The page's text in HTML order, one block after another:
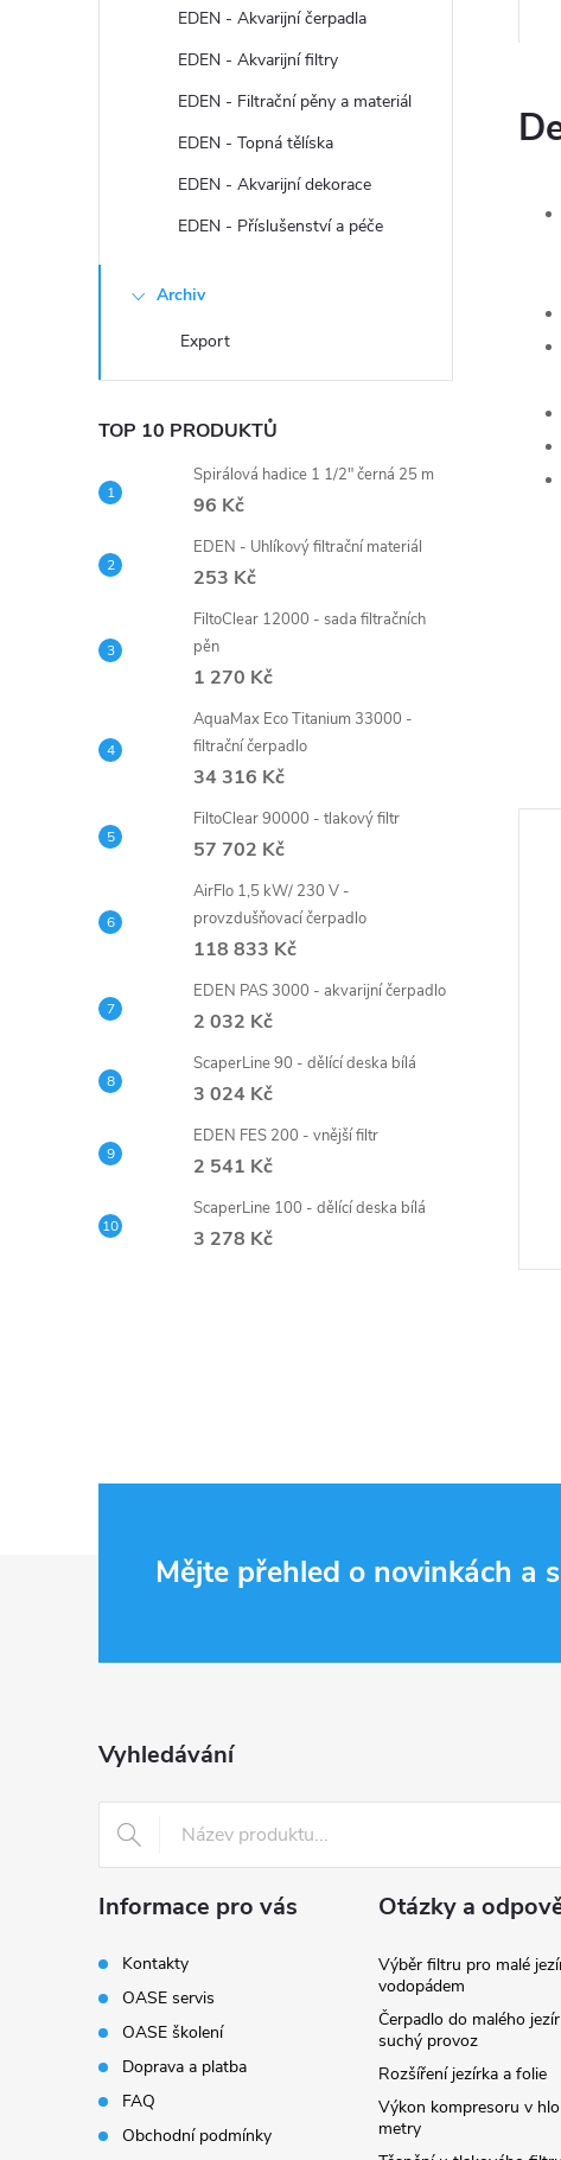
EDEN - Akvarijní čerpadla
EDEN - Akvarijní filtry
EDEN - Filtrační pěny a materiál
EDEN - Topná tělíska
EDEN - Akvarijní dekorace
EDEN - Příslušenství a péče
Archiv
Export
TOP 10 PRODUKTŮ
Spirálová hadice 1 1/2" černá 25 m
96 Kč
EDEN - Uhlíkový filtrační materiál
253 Kč
FiltoClear 12000 - sada filtračních
pěn
1 270 Kč
AquaMax Eco Titanium 33000 -
filtrační čerpadlo
34 316 Kč
FiltoClear 90000 - tlakový filtr
57 702 Kč
AirFlo 1,5 kW/ 230 V -
provzdušňovací čerpadlo
118 833 Kč
EDEN PAS 3000 - akvarijní čerpadlo
2 032 Kč
ScaperLine 90 - dělící deska bílá
3 024 Kč
EDEN FES 200 - vnější filtr
2 541 Kč
ScaperLine 100 - dělící deska bílá
3 278 Kč
Mějte přehled o novinkách a
Vyhledávání
Informace pro vás
Kontakty
OASE servis
OASE školení
Doprava a platba
FAQ
Obchodní podmínky
Otázky a
Výběr filtru pro malé
vodopádem
Čerpadlo do malého
suchý provoz
Rozšíření jezírka a folie
Výkon kompresoru v
metry